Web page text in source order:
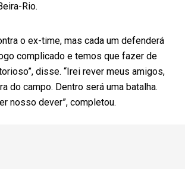
Rio.
o ex-time, mas cada um defenderá
complicado e temos que fazer de
disse. “Irei rever meus amigos,
do campo. Dentro será uma batalha.
nosso dever”, completou.